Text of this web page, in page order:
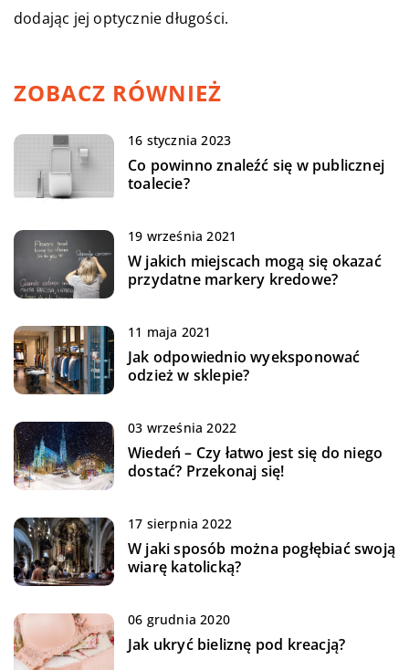
dodając jej optycznie długości.
ZOBACZ RÓWNIEŻ
16 stycznia 2023
Co powinno znaleźć się w publicznej
toalecie?
19 września 2021
W jakich miejscach mogą się okazać
przydatne markery kredowe?
11 maja 2021
Jak odpowiednio wyeksponować
odzież w sklepie?
03 września 2022
Wiedeń – Czy łatwo jest się do niego
dostać? Przekonaj się!
17 sierpnia 2022
W jaki sposób można pogłębiać swoją
wiarę katolicką?
06 grudnia 2020
Jak ukryć bieliznę pod kreacją?